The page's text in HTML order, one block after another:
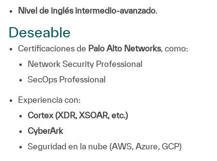
Nivel de inglés intermedio-avanzado.
Deseable
Certificaciones de Palo Alto Networks, como:
Network Security Professional
SecOps Professional
Experiencia con:
Cortex (XDR, XSOAR, etc.)
CyberArk
Seguridad en la nube (AWS, Azure, GCP)